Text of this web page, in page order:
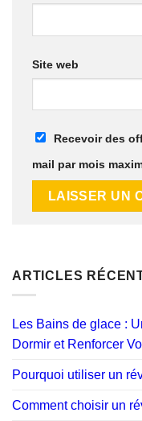
Site web
Recevoir des
mail par mois
ARTICLES
Les Bains de glace :
Dormir et Renforcer
Pourquoi utiliser un
Comment choisir un